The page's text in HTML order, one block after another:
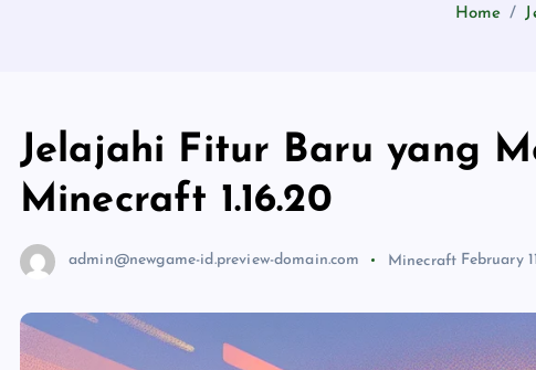
Home
Jelajahi Fitur Baru yang
Minecraft 1.16.20
admin@newgame-id.preview-domain.com Minecraft February